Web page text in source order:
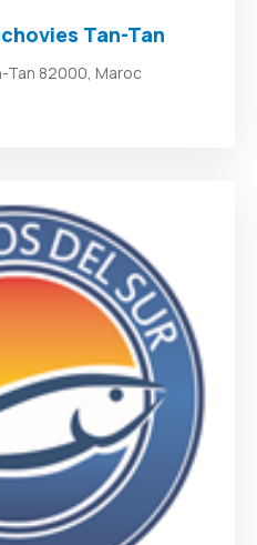
Tan-Tan
Tan 82000, Maroc